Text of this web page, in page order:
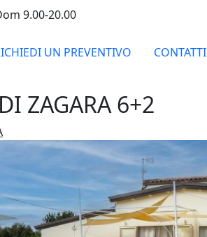
9.00-20.00
UN PREVENTIVO CONTATTI
ZAGARA 6+2